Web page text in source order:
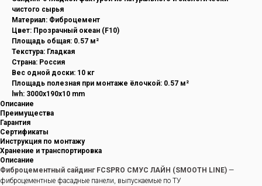
чистого сырья
Материал: Фиброцемент
Цвет: Прозрачный океан (F10)
Площадь общая: 0.57 м²
Текстура: Гладкая
Страна: Россия
Вес одной доски: 10 кг
Площадь полезная при монтаже ёлочкой: 0.57 м²
lwh: 3000x190x10 mm
Описание
Преимущества
Гарантия
Сертификаты
Инструкция по монтажу
Хранение и транспортировка
Описание
Фиброцементный сайдинг FCSPRO СМУС ЛАЙН (SMOOTH LINE) —
фиброцементные фасадные панели, выпускаемые по ТУ